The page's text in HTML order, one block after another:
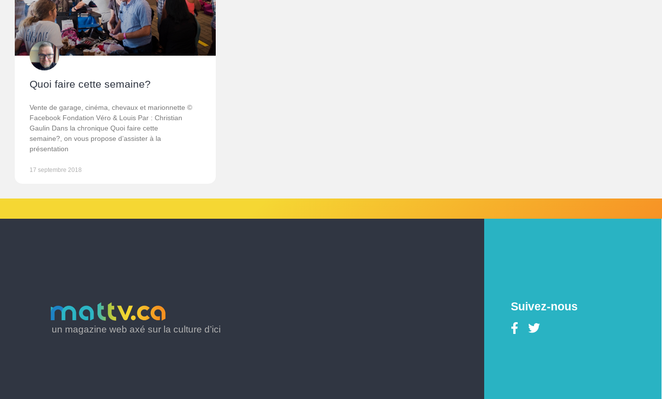
Quoi faire cette semaine?
Vente de garage, cinéma, chevaux et marionnette ©
Facebook Fondation Véro & Louis Par : Christian
Gaulin Dans la chronique Quoi faire cette
semaine?, on vous propose d’assister à la
présentation
17 septembre 2018
un magazine web axé sur la culture d’ici
Suivez-nous